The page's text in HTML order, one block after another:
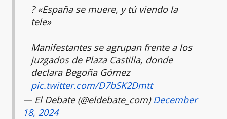
?️ «España se muere, y tú viendo la
tele»
Manifestantes se agrupan frente a los
juzgados de Plaza Castilla, donde
declara Begoña Gómez
pic.twitter.com/D7bSK2Dmtt
— El Debate (@eldebate_com) December
18, 2024